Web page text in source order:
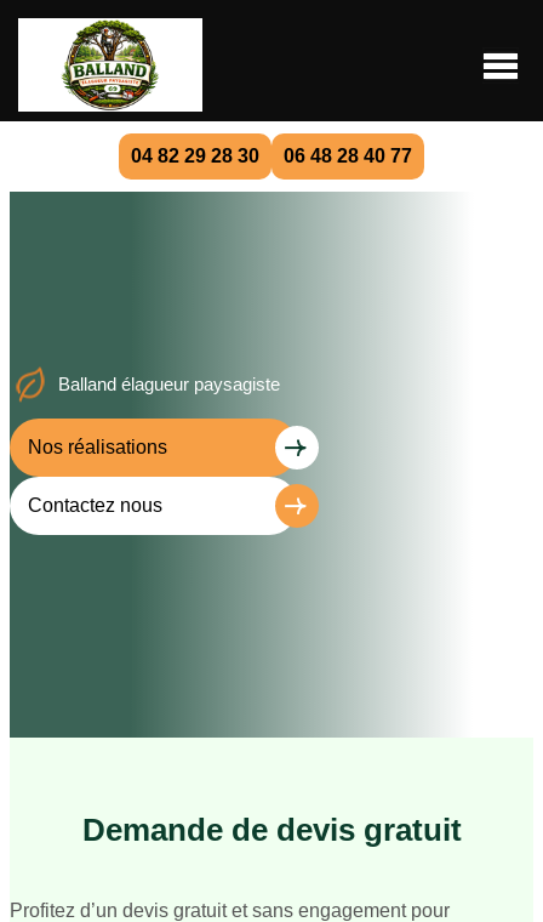
04 82 29 28 30 06 48 28 40 77
Balland élagueur paysagiste
Nos réalisations
Contactez nous
Demande de devis gratuit
Profitez d’un devis gratuit et sans engagement pour